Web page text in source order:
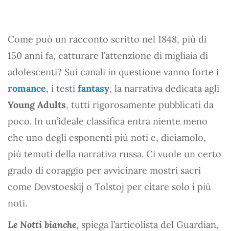
Come può un racconto scritto nel 1848, più di
150 anni fa, catturare l’attenzione di migliaia di
adolescenti? Sui canali in questione vanno forte i
romance, i testi fantasy, la narrativa dedicata agli
Young Adults, tutti rigorosamente pubblicati da
poco. In un’ideale classifica entra niente meno
che uno degli esponenti più noti e, diciamolo,
più temuti della narrativa russa. Ci vuole un certo
grado di coraggio per avvicinare mostri sacri
come Dovstoeskij o Tolstoj per citare solo i più
noti.
Le Notti bianche, spiega l’articolista del Guardian,